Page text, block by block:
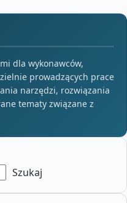
dla wykonawców,
prowadzących prace
narzędzi, rozwiązania
tematy związane z
Szukaj